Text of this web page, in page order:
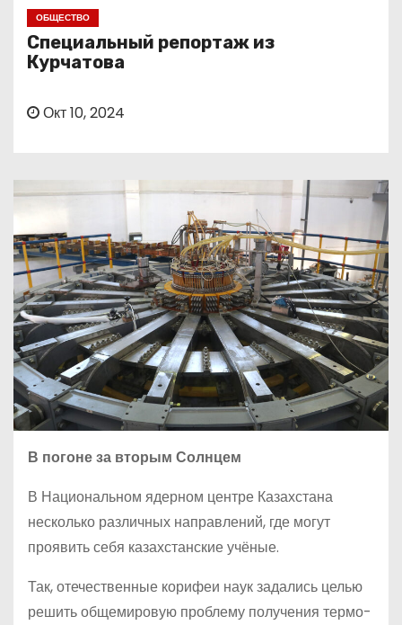
ОБЩЕСТВО
Специальный репортаж из
Курчатова
Окт 10, 2024
В погоне за вторым Солнцем
В Национальном ядерном центре Казахстана
несколько различных направлений, где могут
проявить себя казахстанские учёные.
Так, отечественные корифеи наук задались целью
решить общемировую проблему получения термо­